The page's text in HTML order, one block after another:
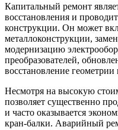
Капитальный ремонт
восстановления и
конструкции. Он может
металлоконструкции,
модернизацию
преобразователей,
восстановление
Несмотря на высокую
позволяет существенно
и часто оказывается
кран-балки. Аварийный